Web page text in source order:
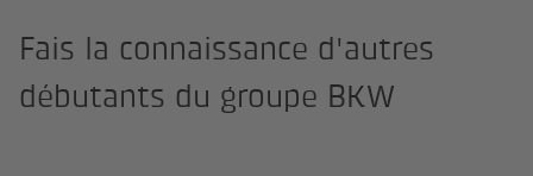
Fais la connaissance d'autres
débutants du groupe BKW